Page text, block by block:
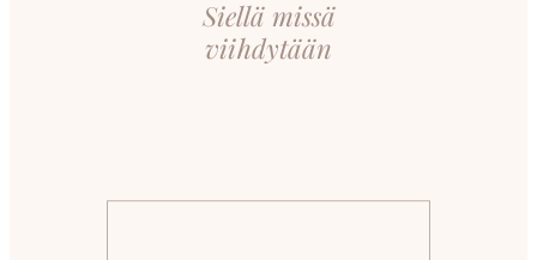
Siellä missä
viihdytään